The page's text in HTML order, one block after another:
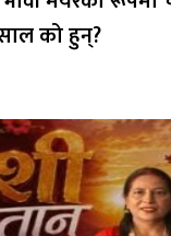
को हुन्?